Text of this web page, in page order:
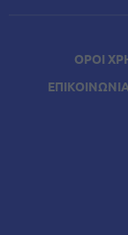
ΟΡΟΙ
ΕΠΙΚΟΙΝΩΝΙΑ